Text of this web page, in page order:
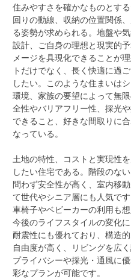
住みやすさを確かなものとす
回りの動線、収納の位置関係
る姿勢が求められる。地盤や
設計、ご自身の理想と現実的
メージを具現化できることが
トだけでなく、長く快適に過
したい。このような住まいは
環境、家族の要望によって無
全性やバリアフリー性、採光
できること、好きな間取りに
なっている。
土地の特性、コストと実現性
したい住宅である。階段のな
問わず安全性が高く、室内移
て世代やシニア層にも人気で
車椅子やベビーカーの利用も
今後のライフスタイルの変化
耐震性にも優れており、構造
自由度が高く、リビングを広
プライバシーや採光・通風に
彩なプランが可能です。